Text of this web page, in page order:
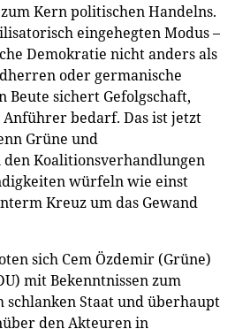
Kern politischen Handelns.
eingehegten Modus –
Demokratie nicht anders als
oder germanische
Beute sichert Gefolgschaft,
bedarf. Das ist jetzt
Grüne und
Koalitionsverhandlungen
würfeln wie einst
Kreuz um das Gewand
sich Cem Özdemir (Grüne)
mit Bekenntnissen zum
schlanken Staat und überhaupt
den Akteuren in